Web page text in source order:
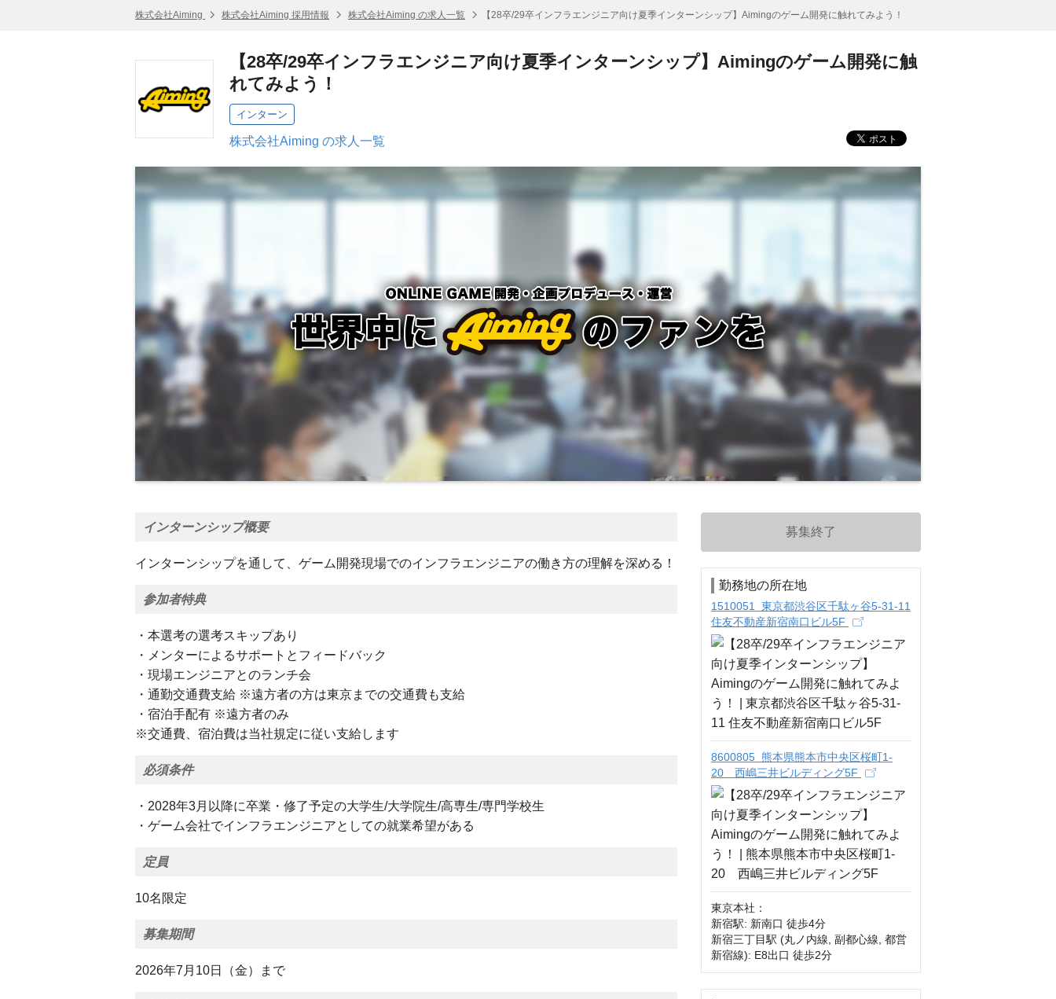
株式会社Aiming 株式会社Aiming 採用情報 株式会社Aiming の求人一覧 【28卒/29卒インフラエンジニア向け夏季インターンシップ】Aimingのゲーム開発に触れてみよう！
【28卒/29卒インフラエンジニア向け夏季インターンシップ】Aimingのゲーム開発に触
れてみよう！
インターン
株式会社Aiming の求人一覧
インターンシップ概要
インターンシップを通して、ゲーム開発現場でのインフラエンジニアの働き方の理解を深める！
参加者特典
・本選考の選考スキップあり
・メンターによるサポートとフィードバック
・現場エンジニアとのランチ会
・通勤交通費支給 ※遠方者の方は東京までの交通費も支給
・宿泊手配有 ※遠方者のみ
※交通費、宿泊費は当社規定に従い支給します
必須条件
・2028年3月以降に卒業・修了予定の大学生/大学院生/高専生/専門学校生
・ゲーム会社でインフラエンジニアとしての就業希望がある
定員
10名限定
募集期間
2026年7月10日（金）まで
募集終了
勤務地の所在地
1510051 東京都渋谷区千駄ヶ谷5-31‐11
住友不動産新宿南口ビル5F
8600805 熊本県熊本市中央区桜町1-
20 西嶋三井ビルディング5F
東京本社：
新宿駅: 新南口 徒歩4分
新宿三丁目駅 (丸ノ内線, 副都心線, 都営
新宿線): E8出口 徒歩2分